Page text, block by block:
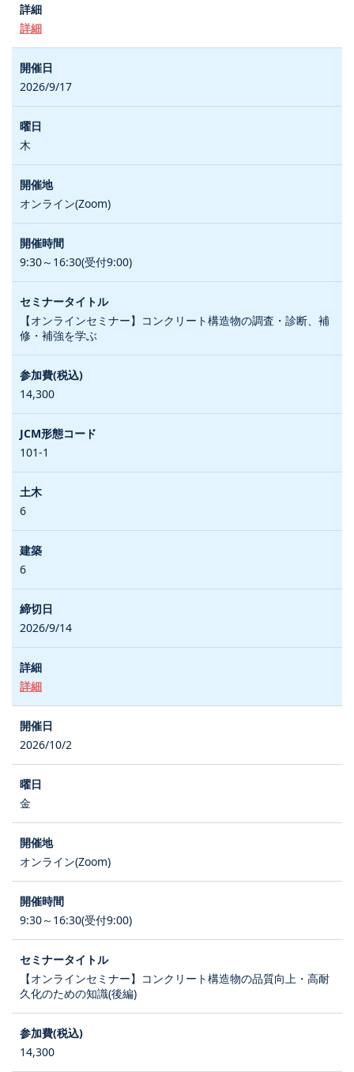
詳細
2026/9/17
木
オンライン(Zoom)
9:30～16:30(受付9:00)
【オンラインセミナー】コンクリート構造物の調査・診断、補
修・補強を学ぶ
14,300
101-1
6
6
2026/9/14
詳細
2026/10/2
金
オンライン(Zoom)
9:30～16:30(受付9:00)
【オンラインセミナー】コンクリート構造物の品質向上・高耐
久化のための知識(後編)
14,300